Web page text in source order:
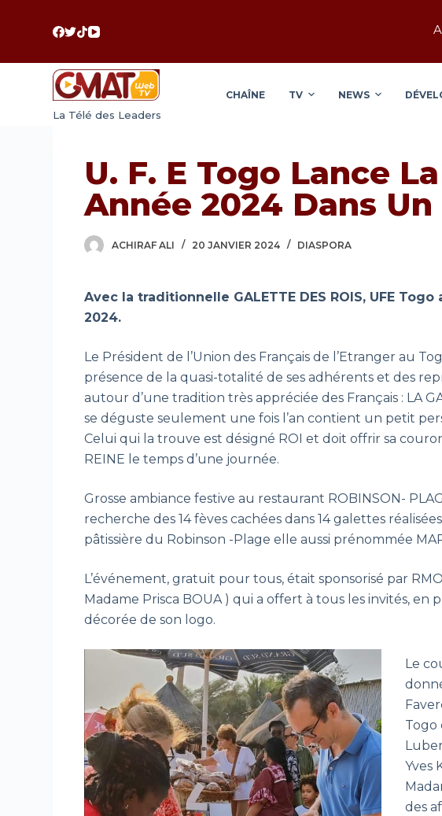
La Télé des Leaders
CHAÎNE TV NEWS
U. F. E Togo Lance
Année 2024 Dans Un
ACHIRAF ALI 20 JANVIER 2024 DIASPORA
Avec la traditionnelle GALETTE DES ROIS, UFE
2024.
Le Président de l’Union des Français de l’Etranger au
présence de la quasi-totalité de ses adhérents et des
autour d’une tradition très appréciée des Français : LA
se déguste seulement une fois l’an contient un petit
Celui qui la trouve est désigné ROI et doit offrir sa
REINE le temps d’une journée.
Grosse ambiance festive au restaurant ROBINSON-
recherche des 14 fèves cachées dans 14 galettes
pâtissière du Robinson -Plage elle aussi prénommée
L’événement, gratuit pour tous, était sponsorisé par
Madame Prisca BOUA ) qui a offert à tous les invités, en
décorée de son logo.
Le
Togo
Yves
des